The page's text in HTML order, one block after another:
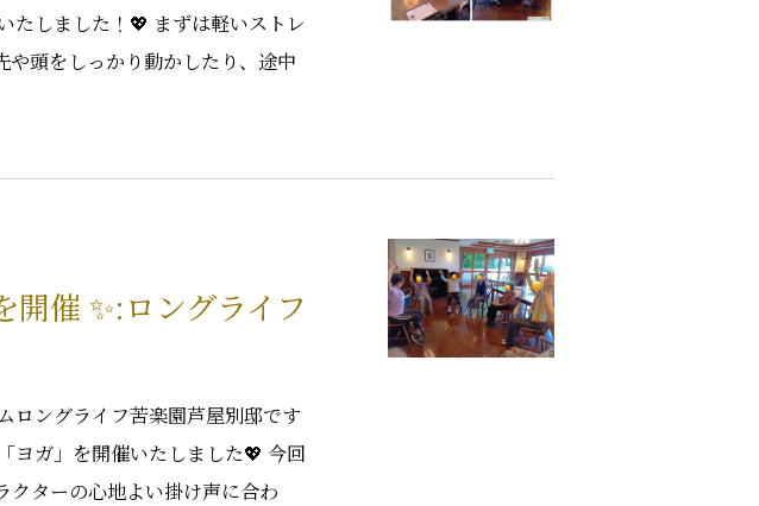
たしました！💖 まずは軽いストレ
頭をしっかり動かしたり、途中
開催 ✨:ロングライフ
ロングライフ苦楽園芦屋別邸です
ヨガ」を開催いたしました💖 今回
クターの心地よい掛け声に合わ